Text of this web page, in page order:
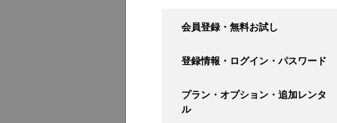
会員登録・無料お試し
登録情報・ログイン・パスワード
プラン・オプション・追加レンタ
ル